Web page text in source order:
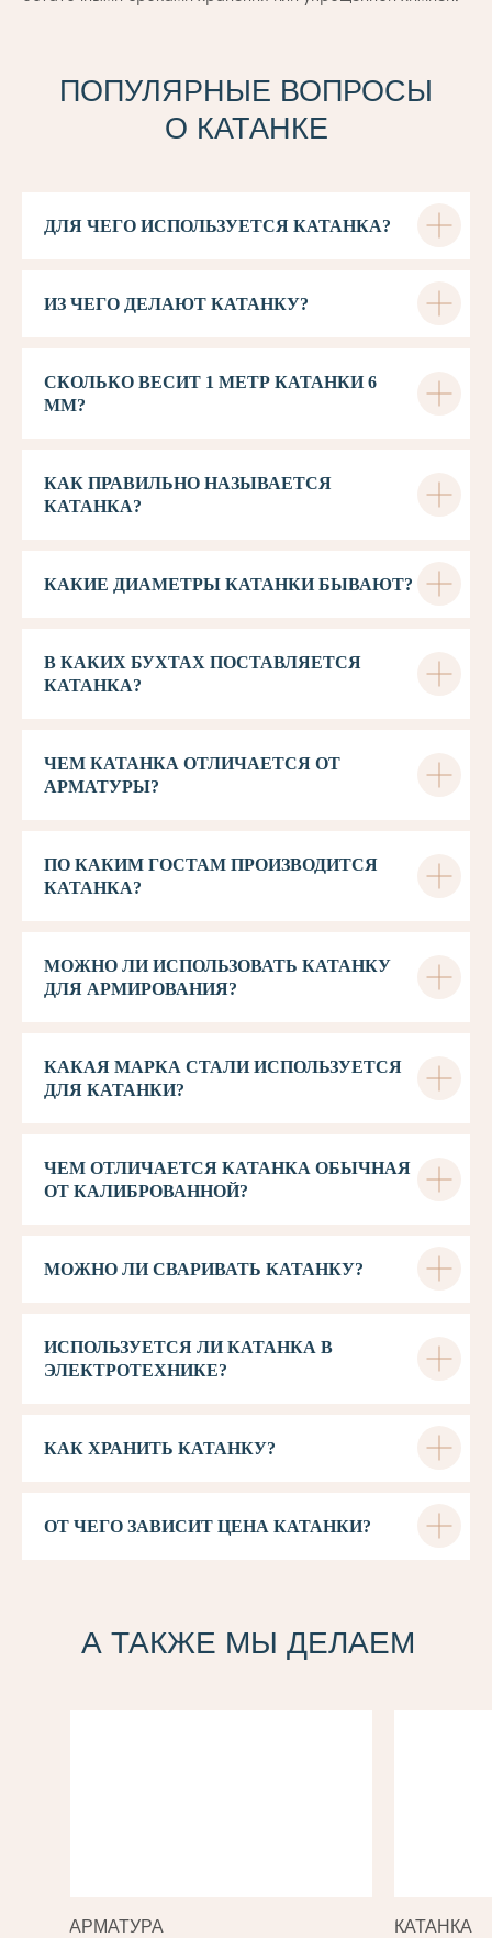
ПОПУЛЯРНЫЕ ВОПРОСЫ
О КАТАНКЕ
ДЛЯ ЧЕГО ИСПОЛЬЗУЕТСЯ КАТАНКА?
ИЗ ЧЕГО ДЕЛАЮТ КАТАНКУ?
СКОЛЬКО ВЕСИТ 1 МЕТР КАТАНКИ 6
ММ?
КАК ПРАВИЛЬНО НАЗЫВАЕТСЯ
КАТАНКА?
КАКИЕ ДИАМЕТРЫ КАТАНКИ БЫВАЮТ?
В КАКИХ БУХТАХ ПОСТАВЛЯЕТСЯ
КАТАНКА?
ЧЕМ КАТАНКА ОТЛИЧАЕТСЯ ОТ
АРМАТУРЫ?
ПО КАКИМ ГОСТАМ ПРОИЗВОДИТСЯ
КАТАНКА?
МОЖНО ЛИ ИСПОЛЬЗОВАТЬ КАТАНКУ
ДЛЯ АРМИРОВАНИЯ?
КАКАЯ МАРКА СТАЛИ ИСПОЛЬЗУЕТСЯ
ДЛЯ КАТАНКИ?
ЧЕМ ОТЛИЧАЕТСЯ КАТАНКА ОБЫЧНАЯ
ОТ КАЛИБРОВАННОЙ?
МОЖНО ЛИ СВАРИВАТЬ КАТАНКУ?
ИСПОЛЬЗУЕТСЯ ЛИ КАТАНКА В
ЭЛЕКТРОТЕХНИКЕ?
КАК ХРАНИТЬ КАТАНКУ?
ОТ ЧЕГО ЗАВИСИТ ЦЕНА КАТАНКИ?
А ТАКЖЕ МЫ ДЕЛАЕМ
КАТАНКА
АРМАТУРА